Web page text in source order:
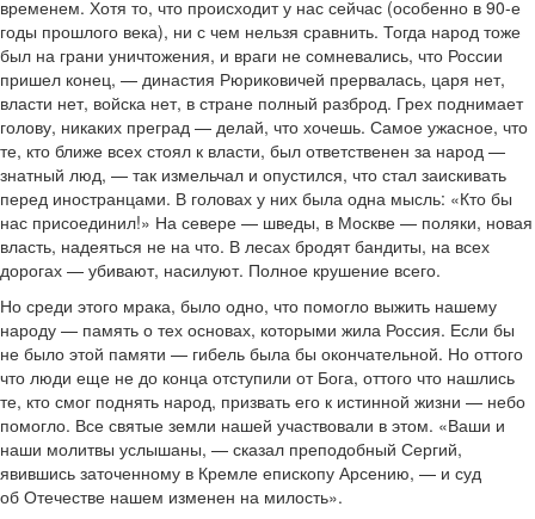
временем. Хотя то, что происходит у нас сейчас (особенно в 90-е
годы прошлого века), ни с чем нельзя сравнить. Тогда народ тоже
был на грани уничтожения, и враги не сомневались, что России
пришел конец, — династия Рюриковичей прервалась, царя нет,
власти нет, войска нет, в стране полный разброд. Грех поднимает
голову, никаких преград — делай, что хочешь. Самое ужасное, что
те, кто ближе всех стоял к власти, был ответственен за народ —
знатный люд, — так измельчал и опустился, что стал заискивать
перед иностранцами. В головах у них была одна мысль: «Кто бы
нас присоединил!» На севере — шведы, в Москве — поляки, новая
власть, надеяться не на что. В лесах бродят бандиты, на всех
дорогах — убивают, насилуют. Полное крушение всего.
Но среди этого мрака, было одно, что помогло выжить нашему
народу — память о тех основах, которыми жила Россия. Если бы
не было этой памяти — гибель была бы окончательной. Но оттого
что люди еще не до конца отступили от Бога, оттого что нашлись
те, кто смог поднять народ, призвать его к истинной жизни — небо
помогло. Все святые земли нашей участвовали в этом. «Ваши и
наши молитвы услышаны, — сказал преподобный Сергий,
явившись заточенному в Кремле епископу Арсению, — и суд
об Отечестве нашем изменен на милость».